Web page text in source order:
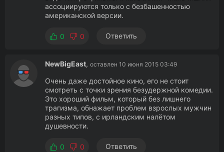
ассоциируются только с безбашенностью
американской версии.
0 0 Ответить
NewBigEast, оставлен 10 июня 2015 03:49
Очень даже достойное кино, его не стоит
смотреть с точки зрения безудержной комедии.
Это хороший фильм, который без лишнего
трагизма, обнажает проблем взрослых мужчин
разных типов, с ирландским налётом
душевности.
0 0 Ответить